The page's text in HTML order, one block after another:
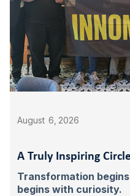
August 6 2026
A Truly Inspiring
Transformation
begins with curiosity.